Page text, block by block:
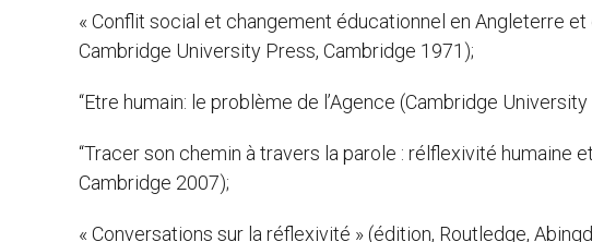
« Conflit social et changement éducationnel en Angleterre et
Cambridge University Press, Cambridge 1971);
“Etre humain: le problème de l’Agence (Cambridge
“Tracer son chemin à travers la parole : rélflexivité humaine
Cambridge 2007);
« Conversations sur la réflexivité » (édition, Routledge,